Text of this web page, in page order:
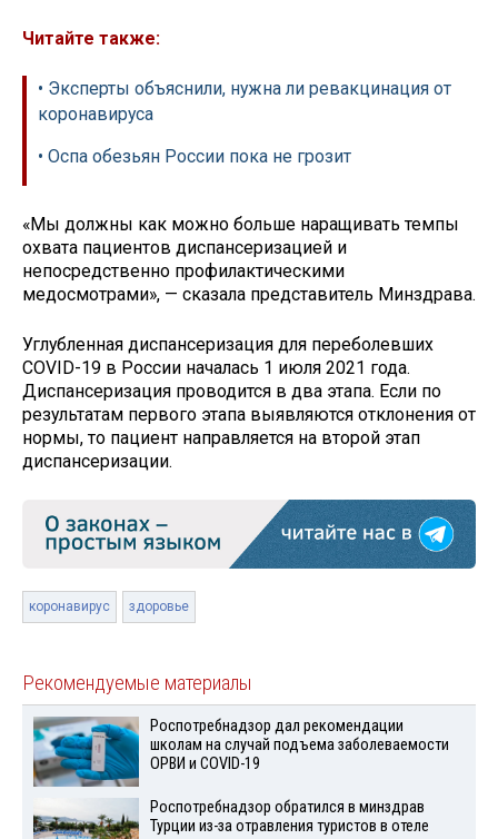
Читайте также:
• Эксперты объяснили, нужна ли ревакцинация от
коронавируса
• Оспа обезьян России пока не грозит
«Мы должны как можно больше наращивать темпы
охвата пациентов диспансеризацией и
непосредственно профилактическими
медосмотрами», — сказала представитель Минздрава.
Углубленная диспансеризация для переболевших
COVID-19 в России началась 1 июля 2021 года.
Диспансеризация проводится в два этапа. Если по
результатам первого этапа выявляются отклонения от
нормы, то пациент направляется на второй этап
диспансеризации.
коронавирус здоровье
Рекомендуемые материалы
Роспотребнадзор дал рекомендации
школам на случай подъема заболеваемости
ОРВИ и COVID-19
Роспотребнадзор обратился в минздрав
Турции из-за отравления туристов в отеле